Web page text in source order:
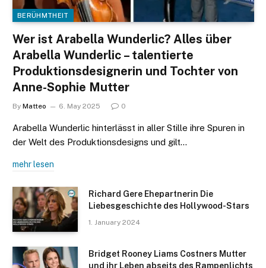
BERÜHMTHEIT
Wer ist Arabella Wunderlic? Alles über
Arabella Wunderlic – talentierte
Produktionsdesignerin und Tochter von
Anne-Sophie Mutter
By Matteo 6. May 2025 0
Arabella Wunderlic hinterlässt in aller Stille ihre Spuren in
der Welt des Produktionsdesigns und gilt…
mehr lesen
Richard Gere Ehepartnerin Die
Liebesgeschichte des Hollywood-Stars
1. January 2024
Bridget Rooney Liams Costners Mutter
und ihr Leben abseits des Rampenlichts